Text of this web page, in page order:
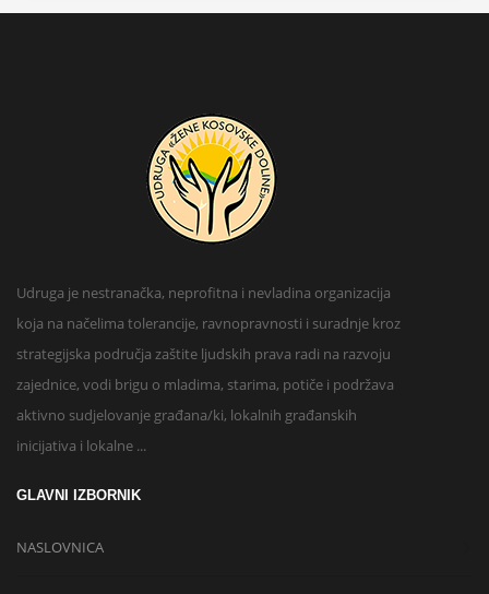
Udruga je nestranačka, neprofitna i nevladina organizacija
koja na načelima tolerancije, ravnopravnosti i suradnje kroz
strategijska područja zaštite ljudskih prava radi na razvoju
zajednice, vodi brigu o mladima, starima, potiče i podržava
aktivno sudjelovanje građana/ki, lokalnih građanskih
inicijativa i lokalne ...
GLAVNI IZBORNIK
NASLOVNICA